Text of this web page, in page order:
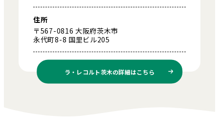
住所
〒567-0816 大阪府茨木市
永代町8-8 国里ビル205
ラ・レコルト茨木の詳細はこちら